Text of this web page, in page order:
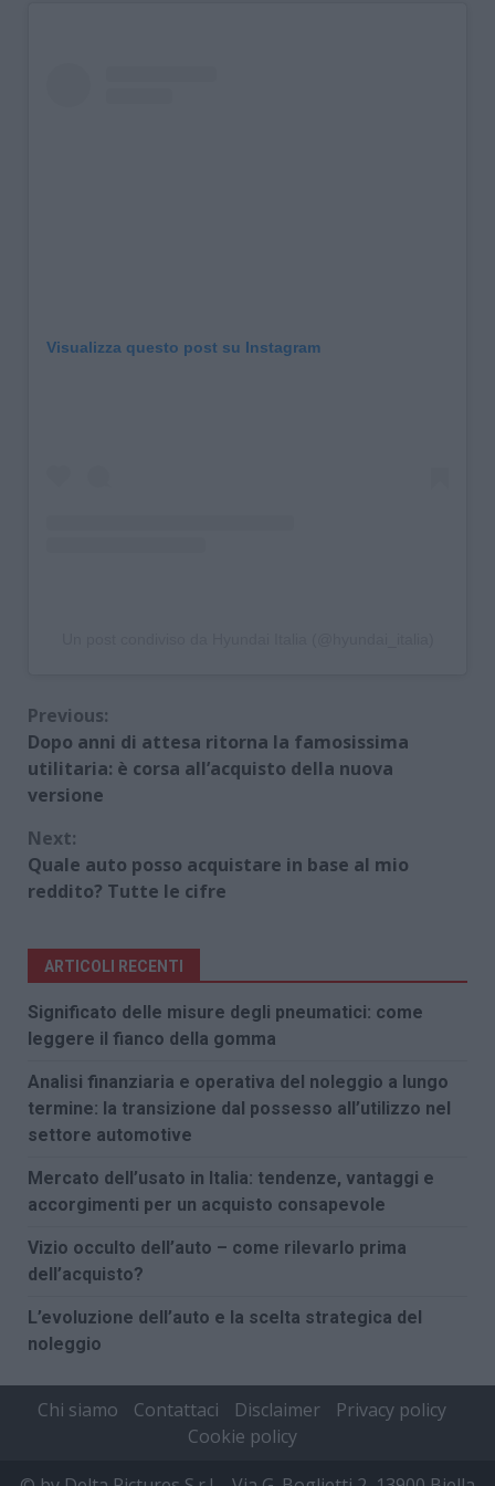
Visualizza questo post su Instagram
Continue
Reading
Previous:
Dopo anni di attesa ritorna la famosissima
utilitaria: è corsa all’acquisto della nuova
versione
Next:
Quale auto posso acquistare in base al mio
reddito? Tutte le cifre
ARTICOLI RECENTI
Significato delle misure degli pneumatici: come
leggere il fianco della gomma
Analisi finanziaria e operativa del noleggio a lungo
termine: la transizione dal possesso all’utilizzo nel
settore automotive
Mercato dell’usato in Italia: tendenze, vantaggi e
accorgimenti per un acquisto consapevole
Vizio occulto dell’auto – come rilevarlo prima
dell’acquisto?
L’evoluzione dell’auto e la scelta strategica del
noleggio
Chi siamo Contattaci Disclaimer
Privacy policy
Cookie policy